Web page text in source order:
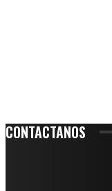
CONTACTANOS